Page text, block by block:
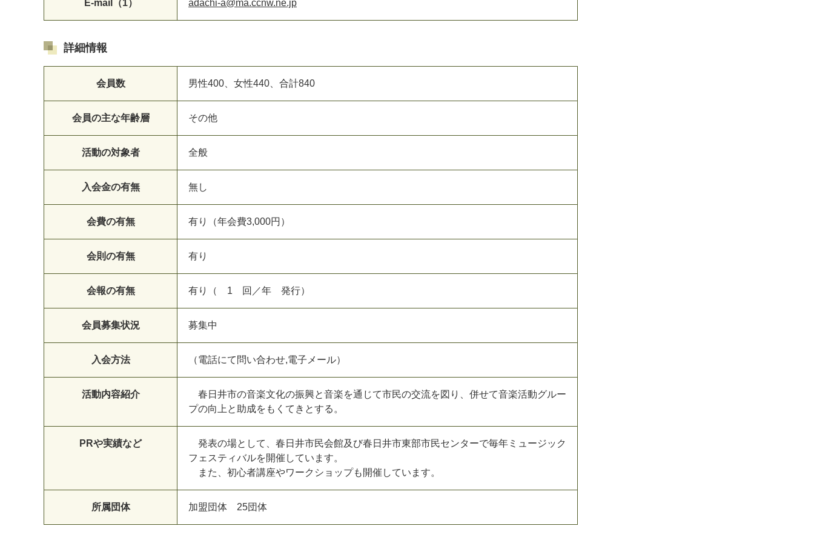
E-mail（1） adachi-a@ma.ccnw.ne.jp
詳細情報
会員数 男性400、女性440、合計840
会員の主な年齢層 その他
活動の対象者 全般
入会金の有無 無し
会費の有無 有り（年会費3,000円）
会則の有無 有り
会報の有無 有り（ 1 回／年 発行）
会員募集状況 募集中
入会方法 （電話にて問い合わせ,電子メール）
活動内容紹介
春日井市の音楽文化の振興と音楽を通じて市民の交流を図り、併せて音楽活動グルー
プの向上と助成をもくてきとする。
PRや実績など
発表の場として、春日井市民会館及び春日井市東部市民センターで毎年ミュージック
フェスティバルを開催しています。
また、初心者講座やワークショップも開催しています。
所属団体 加盟団体 25団体